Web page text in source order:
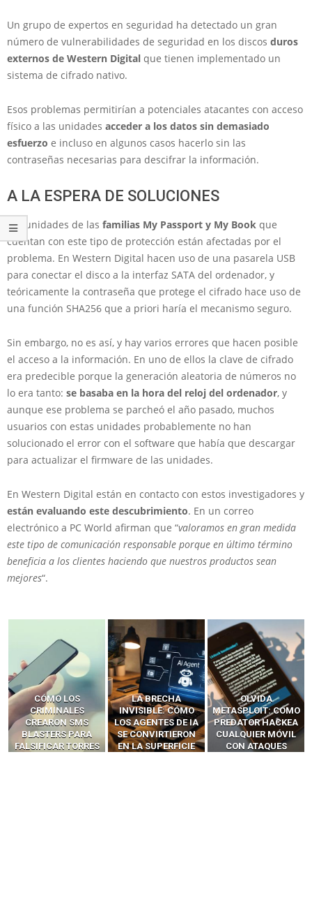
Un grupo de expertos en seguridad ha detectado un gran
número de vulnerabilidades de seguridad en los discos duros
externos de Western Digital que tienen implementado un
sistema de cifrado nativo.
Esos problemas permitirían a potenciales atacantes con acceso
físico a las unidades acceder a los datos sin demasiado
esfuerzo e incluso en algunos casos hacerlo sin las
contraseñas necesarias para descifrar la información.
A LA ESPERA DE SOLUCIONES
Las unidades de las familias My Passport y My Book que
cuentan con este tipo de protección están afectadas por el
problema. En Western Digital hacen uso de una pasarela USB
para conectar el disco a la interfaz SATA del ordenador, y
teóricamente la contraseña que protege el cifrado hace uso de
una función SHA256 que a priori haría el mecanismo seguro.
Sin embargo, no es así, y hay varios errores que hacen posible
el acceso a la información. En uno de ellos la clave de cifrado
era predecible porque la generación aleatoria de números no
lo era tanto: se basaba en la hora del reloj del ordenador, y
aunque ese problema se parcheó el año pasado, muchos
usuarios con estas unidades probablemente no han
solucionado el error con el software que había que descargar
para actualizar el firmware de las unidades.
En Western Digital están en contacto con estos investigadores y
están evaluando este descubrimiento. En un correo
electrónico a PC World afirman que “valoramos en gran medida
este tipo de comunicación responsable porque en último término
beneficia a los clientes haciendo que nuestros productos sean
mejores“.
LA BRECHA
INVISIBLE: CÓMO
LOS AGENTES DE IA
SE CONVIRTIERON
EN LA SUPERFICIE
OLVIDA
METASPLOIT: CÓMO
PREDATOR HACKEA
CUALQUIER MÓVIL
CON ATAQUES
CÓMO LOS HACKERS
INTERCEPTAN OTPS
Y LLAMADAS
MÓVILES SIN
‘HACKEAR’ — EL